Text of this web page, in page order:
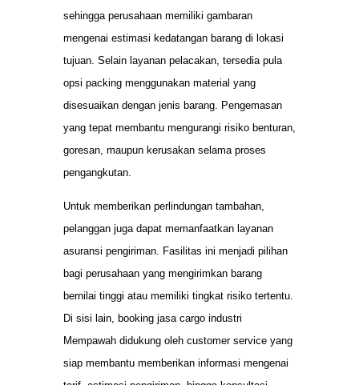
sehingga perusahaan memiliki gambaran
mengenai estimasi kedatangan barang di lokasi
tujuan. Selain layanan pelacakan, tersedia pula
opsi packing menggunakan material yang
disesuaikan dengan jenis barang. Pengemasan
yang tepat membantu mengurangi risiko benturan,
goresan, maupun kerusakan selama proses
pengangkutan.
Untuk memberikan perlindungan tambahan,
pelanggan juga dapat memanfaatkan layanan
asuransi pengiriman. Fasilitas ini menjadi pilihan
bagi perusahaan yang mengirimkan barang
bernilai tinggi atau memiliki tingkat risiko tertentu.
Di sisi lain, booking jasa cargo industri
Mempawah didukung oleh customer service yang
siap membantu memberikan informasi mengenai